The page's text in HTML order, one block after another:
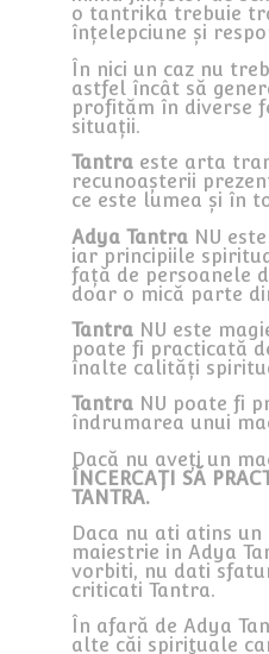
o tantrika trebuie
înțelepciune și
În nici un caz nu
astfel încât să
profităm în diverse
situații.
Tantra este arta
recunoașterii
ce este lumea și în
Adya Tantra NU
iar principiile
față de persoanele
doar o mică parte
Tantra NU este
poate fi practicată
înalte calități
Tantra NU poate fi
îndrumarea unui
Dacă nu aveți un
ÎNCERCAȚI SĂ
TANTRA.
Daca nu ati atins
maiestrie in Adya
vorbiti, nu dati
criticati Tantra.
În afară de Adya
alte căi spirituale